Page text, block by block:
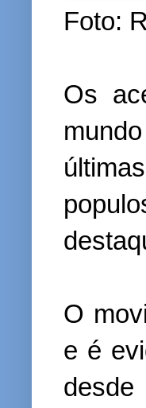
Foto:
Os
O
e é
desde